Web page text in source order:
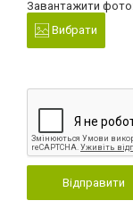
Завантажити
Вибрати
Відправити